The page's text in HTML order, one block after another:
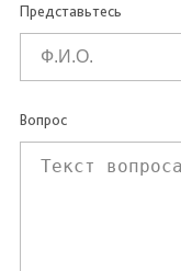
Представьтесь
Вопрос